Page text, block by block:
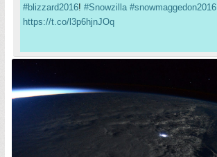
#blizzard2016! #Snowzilla #snowmaggedon2016
https://t.co/l3p6hjnJOq